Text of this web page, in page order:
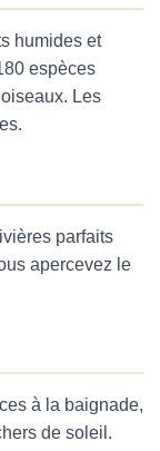
humides et
espèces
Les
parfaits
apercevez le
à la baignade,
de soleil.